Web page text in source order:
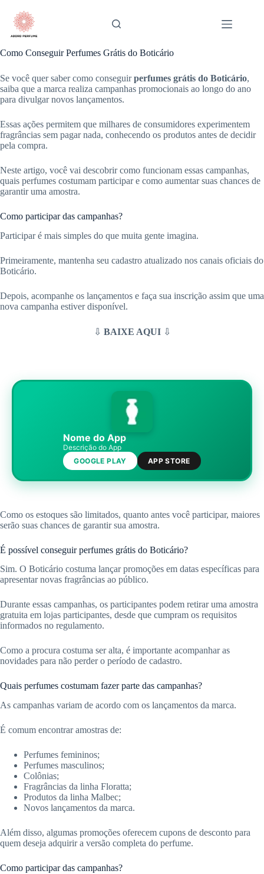
para
conteúdo
Como Conseguir Perfumes Grátis do Boticário
Se você quer saber como conseguirperfumes grátis do Boticário,
saiba que a marca realiza campanhas promocionais ao longo do ano
para divulgar novos lançamentos.
Essas ações permitem que milhares de consumidores experimentem
fragrâncias sem pagar nada, conhecendo os produtos antes de decidir
pela compra.
Neste artigo, você vai descobrir como funcionam essas campanhas,
quais perfumes costumam participar e como aumentar suas chances de
garantir uma amostra.
Como participar das campanhas?
Participar é mais simples do que muita gente imagina.
Primeiramente, mantenha seu cadastro atualizado nos canais oficiais do
Boticário.
Depois, acompanhe os lançamentos e faça sua inscrição assim que uma
nova campanha estiver disponível.
⇩ BAIXE AQUI⇩
Nome do App
Descrição do App
GOOGLE PLAY
APP STORE
Como os estoques são limitados, quanto antes você participar, maiores
serão suas chances de garantir sua amostra.
É possível conseguir perfumes grátis do Boticário?
Sim. O Boticário costuma lançar promoções em datas específicas para
apresentar novas fragrâncias ao público.
Durante essas campanhas, os participantes podem retirar uma amostra
gratuita em lojas participantes, desde que cumpram os requisitos
informados no regulamento.
Como a procura costuma ser alta, é importante acompanhar as
novidades para não perder o período de cadastro.
Quais perfumes costumam fazer parte das campanhas?
As campanhas variam de acordo com os lançamentos da marca.
É comum encontrar amostras de:
Perfumes femininos;
Perfumes masculinos;
Colônias;
Fragrâncias da linha Floratta;
Produtos da linha Malbec;
Novos lançamentos da marca.
Além disso, algumas promoções oferecem cupons de desconto para
quem deseja adquirir a versão completa do perfume.
Como participar das campanhas?